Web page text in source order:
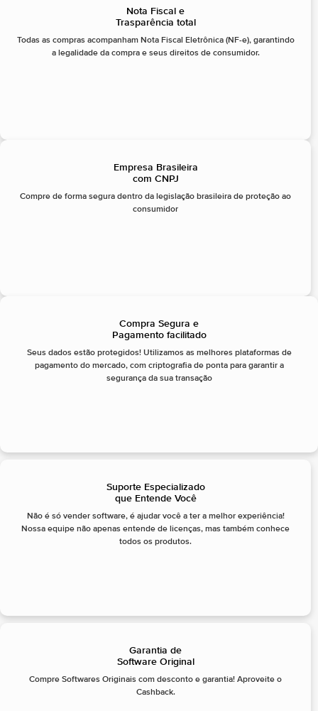
Nota Fiscal e
Trasparência total
Todas as compras acompanham Nota Fiscal Eletrônica (NF-e), garantindo
a legalidade da compra e seus direitos de consumidor.
Empresa Brasileira
com CNPJ
Compre de forma segura dentro da legislação brasileira de proteção ao
consumidor
Compra Segura e
Pagamento facilitado
Seus dados estão protegidos! Utilizamos as melhores plataformas de
pagamento do mercado, com criptografia de ponta para garantir a
segurança da sua transação
Suporte Especializado
que Entende Você
Não é só vender software, é ajudar você a ter a melhor experiência!
Nossa equipe não apenas entende de licenças, mas também conhece
todos os produtos.
Garantia de
Software Original
Compre Softwares Originais com desconto e garantia! Aproveite o
Cashback.